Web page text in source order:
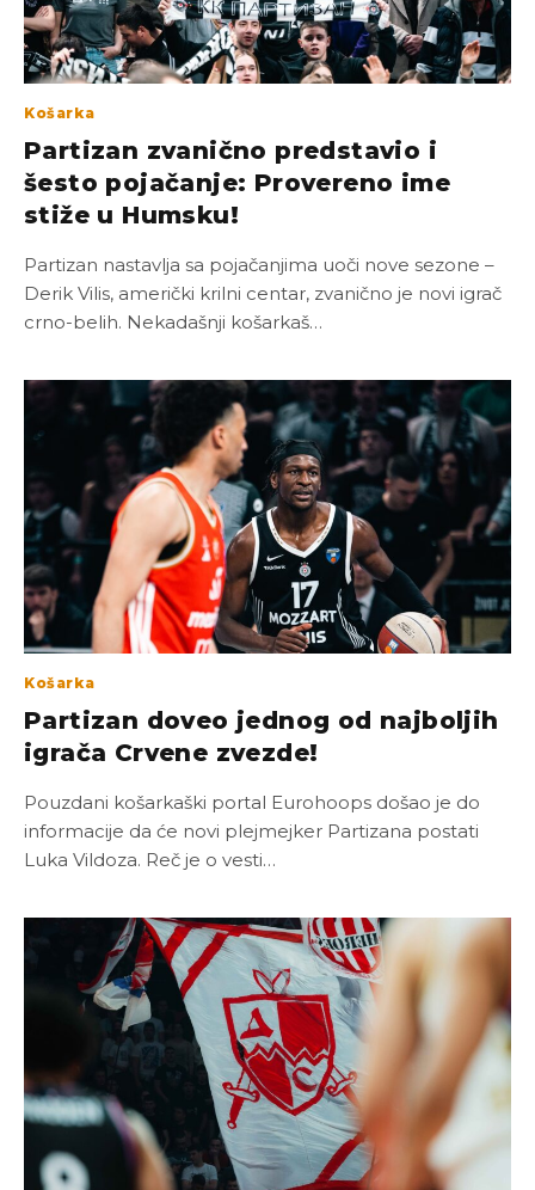
Košarka
Partizan zvanično predstavio i
šesto pojačanje: Provereno ime
stiže u Humsku!
Partizan nastavlja sa pojačanjima uoči nove sezone –
Derik Vilis, američki krilni centar, zvanično je novi igrač
crno-belih. Nekadašnji košarkaš…
Košarka
Partizan doveo jednog od najboljih
igrača Crvene zvezde!
Pouzdani košarkaški portal Eurohoops došao je do
informacije da će novi plejmejker Partizana postati
Luka Vildoza. Reč je o vesti…